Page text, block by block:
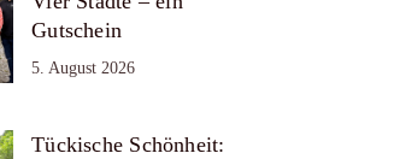
Gutschein
5. August 2026
Tückische Schönheit: